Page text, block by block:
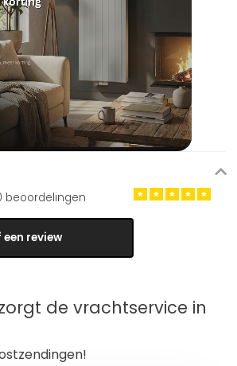
beoordelingen
review
de vrachtservice in